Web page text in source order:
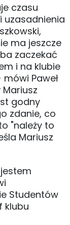
czasu
uzasadnienia
ma jeszcze
zaczekać
i na klubie
Paweł
godny
zdanie, co
"należy to
Mariusz
Studentów
klubu